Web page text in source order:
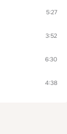
5:27
3:52
6:30
4:38